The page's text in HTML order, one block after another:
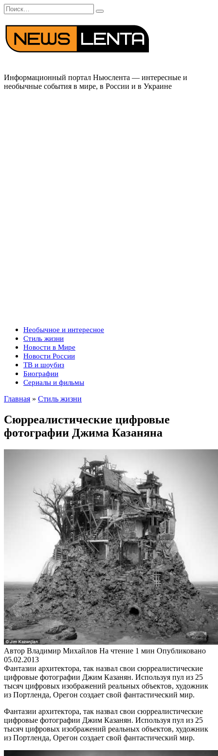
Перейти
к
содержанию
Search
for:
Информационный портал Ньюслента — интересные и
необычные события в мире, в России и в Украине
Необычное и интересное
Стиль жизни
Новости в Мире
Новости России
ТВ и шоубиз
Биографии
Сериалы и фильмы
Главная » Стиль жизни
Cюрреалистические цифровые
фотографии Джима Казаняна
Автор Владимир Михайлов На чтение 1 мин Опубликовано
05.02.2013
Фантазии архитектора, так назвал свои сюрреалистические
цифровые фотографии Джим Казанян. Используя пул из 25
тысяч цифровых изображений реальных объектов, художник
из Портленда, Орегон создает свой фантастический мир.
Фантазии архитектора, так назвал свои сюрреалистические
цифровые фотографии Джим Казанян. Используя пул из 25
тысяч цифровых изображений реальных объектов, художник
из Портленда, Орегон создает свой фантастический мир.